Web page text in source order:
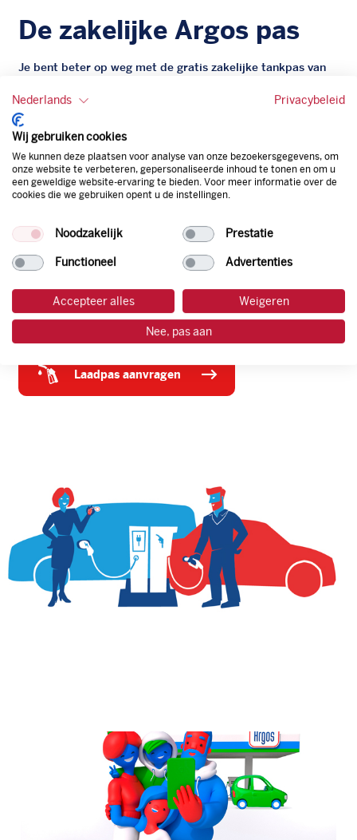
De zakelijke Argos pas
Je bent beter op weg met de gratis zakelijke tankpas van
digitale facturatiesysteem dat automatisch alles bijhoudt.
Zo bespaar je dus tijd, geld en energie.
Onze tankpas is super flexibel, zo geniet je van het gemak
van een flexibele limiet, zit je niet vast aan een contract en
bepaal je zelf of er wel of geen andere producten dan
Bovendien profiteer je altijd van een gegarandeerde
korting. Mocht de pompprijs toch lager zijn dan betaal je
natuurlijk de prijs aan de pomp. Zo ben je altijd verzekerd
tankpas aanvragen
laadpas aanvragen
Nederlands Privacybeleid
Wij gebruiken cookies
We kunnen deze plaatsen voor analyse van onze bezoekersgegevens, om
onze website te verbeteren, gepersonaliseerde inhoud te tonen en om u
een geweldige website-ervaring te bieden. Voor meer informatie over de
cookies die we gebruiken opent u de instellingen.
Noodzakelijk Prestatie
Functioneel Advertenties
Accepteer alles Weigeren
Nee, pas aan